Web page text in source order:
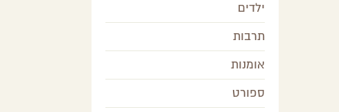
ילדים
תרבות
אומנות
ספורט